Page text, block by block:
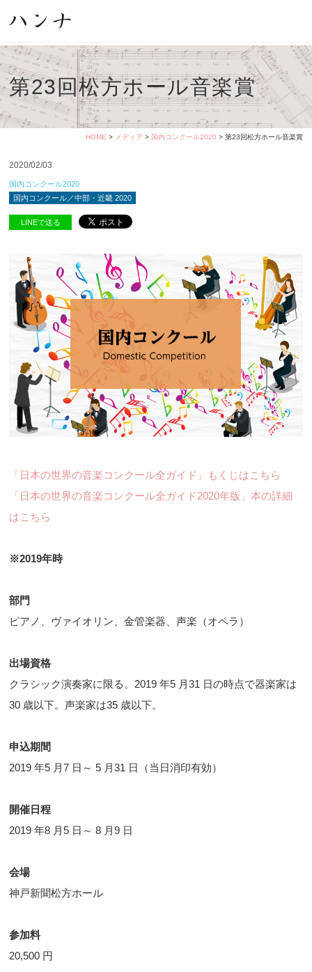
第23回松方ホール音楽賞
HOME > メディア > 国内コンクール2020 > 第23回松方ホール音楽賞
2020/02/03
国内コンクール2020
国内コンクール／中部・近畿 2020
LINEで送る
「日本の世界の音楽コンクール全ガイド」もくじはこちら
「日本の世界の音楽コンクール全ガイド2020年版」本の詳細
はこちら
※2019年時
部門
ピアノ、ヴァイオリン、金管楽器、声楽（オペラ）
出場資格
クラシック演奏家に限る。2019 年5 月31 日の時点で器楽家は
30 歳以下。声楽家は35 歳以下。
申込期間
2019 年5 月7 日～ 5 月31 日（当日消印有効）
開催日程
2019 年8 月5 日～ 8 月9 日
会場
神戸新聞松方ホール
参加料
20,500 円